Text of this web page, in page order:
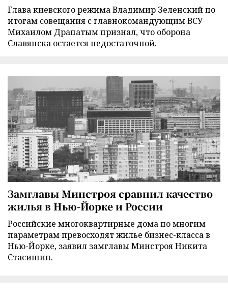
Глава киевского режима Владимир Зеленский по
итогам совещания с главнокомандующим ВСУ
Михаилом Драпатым признал, что оборона
Славянска остается недостаточной.
Замглавы Минстроя сравнил качество
жилья в Нью-Йорке и России
Российские многоквартирные дома по многим
параметрам превосходят жилье бизнес-класса в
Нью-Йорке, заявил замглавы Минстроя Никита
Стасишин.